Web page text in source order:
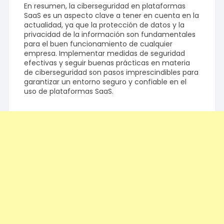
En resumen, la ciberseguridad en plataformas
SaaS es un aspecto clave a tener en cuenta en la
actualidad, ya que la protección de datos y la
privacidad de la información son fundamentales
para el buen funcionamiento de cualquier
empresa. Implementar medidas de seguridad
efectivas y seguir buenas prácticas en materia
de ciberseguridad son pasos imprescindibles para
garantizar un entorno seguro y confiable en el
uso de plataformas SaaS.